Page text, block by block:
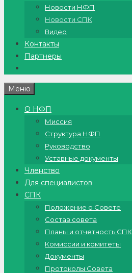
Новости НФП
Новости СПК
Видео
Контакты
Партнеры
Меню
О НФП
Миссия
Структура НФП
Руководство
Уставные документы
Членство
Для специалистов
СПК
Положение о Совете
Состав совета
Планы и отчетность СПК
Комиссии и комитеты
Документы
Протоколы Совета